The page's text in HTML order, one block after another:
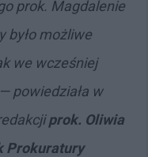
prok. Magdalenie
było możliwe
we wcześniej
powiedziała w
prok. Oliwia
Prokuratury